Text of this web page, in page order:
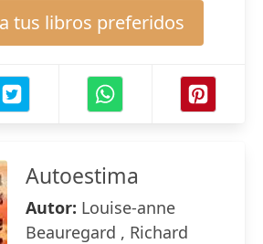
tus libros preferidos
Autoestima
Autor: Louise-anne
Beauregard , Richard